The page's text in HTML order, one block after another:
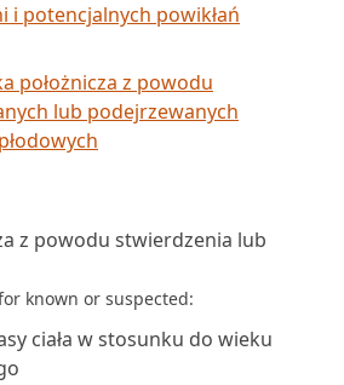
i potencjalnych powikłań
położnicza z powodu
lub podejrzewanych
z powodu stwierdzenia lub
known or suspected:
ciała w stosunku do wieku